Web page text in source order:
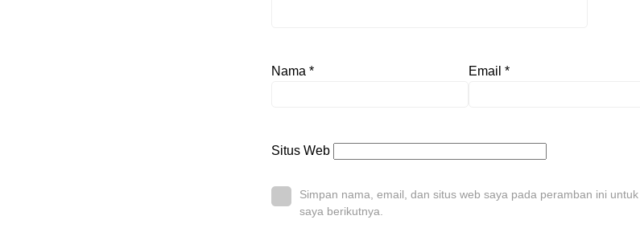
Nama * Email *
Situs Web
Simpan nama, email, dan situs web saya pada peramban ini
saya berikutnya.